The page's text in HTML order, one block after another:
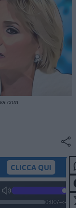
CLICCA QUI
0:00/--:--